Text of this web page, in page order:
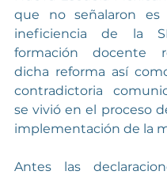
que no señalaron
ineficiencia de la
formación docente
dicha reforma así
contradictoria
se vivió en el proceso
implementación de la
Antes las